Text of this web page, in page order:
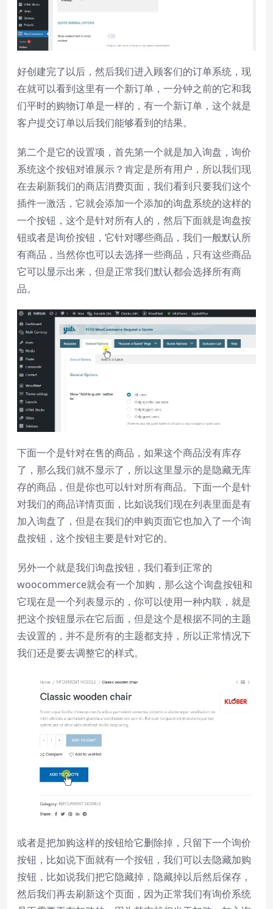
好创建完了以后，然后我们进入顾客们的订单系统，现
在就可以看到这里有一个新订单，一分钟之前的它和我
们平时的购物订单是一样的，有一个新订单，这个就是
客户提交订单以后我们能够看到的结果。
第二个是它的设置项，首先第一个就是加入询盘，询价
系统这个按钮对谁展示？肯定是所有用户，所以我们现
在去刷新我们的商店消费页面，我们看到只要我们这个
插件一激活，它就会添加一个添加的询盘系统的这样的
一个按钮，这个是针对所有人的，然后下面就是询盘按
钮或者是询价按钮，它针对哪些商品，我们一般默认所
有商品，当然你也可以去选择一些商品，只有这些商品
它可以显示出来，但是正常我们默认都会选择所有商
品。
下面一个是针对在售的商品，如果这个商品没有库存
了，那么我们就不显示了，所以这里显示的是隐藏无库
存的商品，但是你也可以针对所有商品。下面一个是针
对我们的商品详情页面，比如说我们现在列表里面是有
加入询盘了，但是在我们的申购页面它也加入了一个询
盘按钮，这个按钮主要是针对它的。
另外一个就是我们询盘按钮，我们看到正常的
woocommerce就会有一个加购，那么这个询盘按钮和
它现在是一个列表显示的，你可以使用一种内联，就是
把这个按钮显示在它后面，但是这个是根据不同的主题
去设置的，并不是所有的主题都支持，所以正常情况下
我们还是要去调整它的样式。
或者是把加购这样的按钮给它删除掉，只留下一个询价
按钮，比如说下面就有一个按钮，我们可以去隐藏加购
按钮，比如说我们把它隐藏掉，隐藏掉以后然后保存，
然后我们再去刷新这个页面，因为正常我们有询价系统